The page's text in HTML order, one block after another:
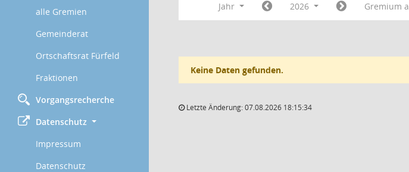
alle Gremien
Gemeinderat
Ortschaftsrat Fürfeld
Fraktionen
Vorgangsrecherche
Datenschutz
Impressum
Datenschutz
Jahr 2026 Gremium
Keine Daten gefunden.
Letzte Änderung: 07.08.2026 18:15:34